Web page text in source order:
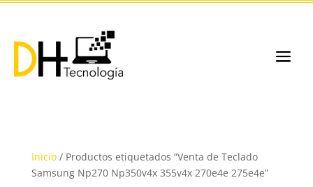
Inicio/ Productos etiquetados “Venta de Teclado
Samsung Np270 Np350v4x 355v4x 270e4e 275e4e”